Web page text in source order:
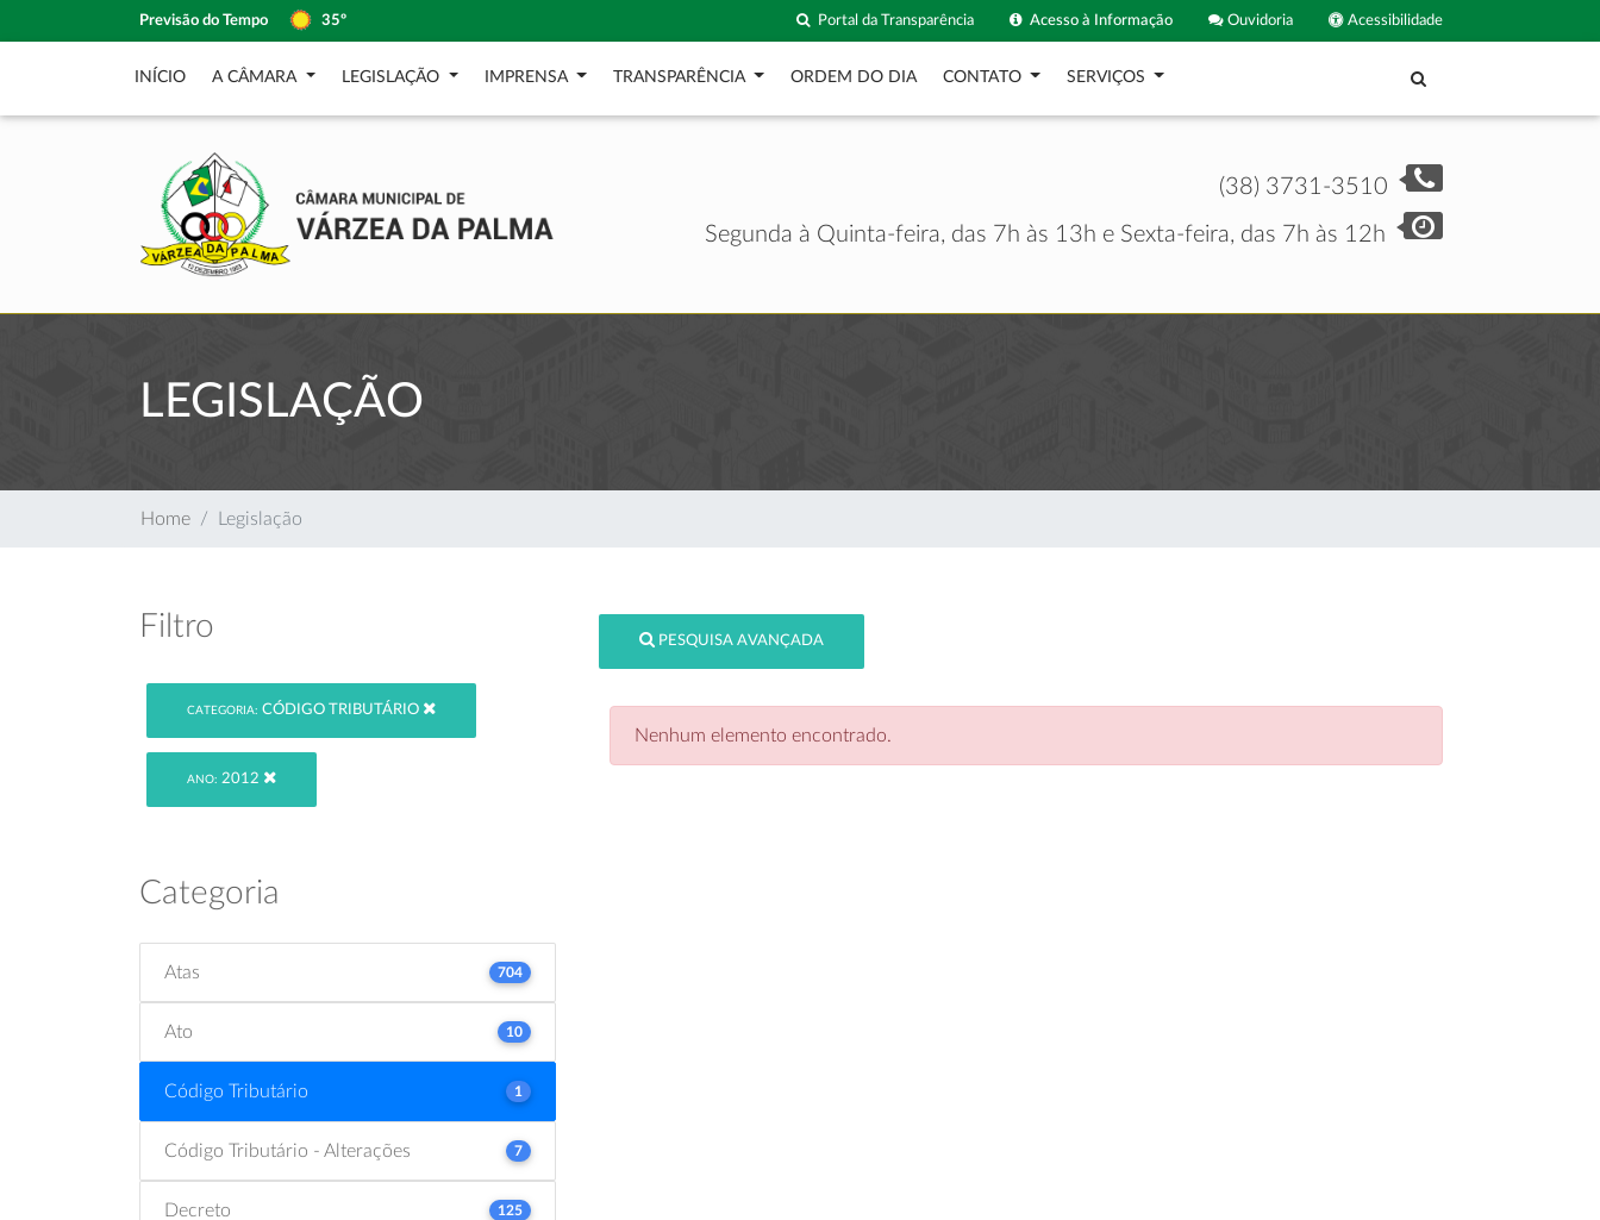
Previsão do Tempo 35º Acessibilidade
Ouvidoria
Acesso à Informação
Portal da Transparência
INÍCIO A CÂMARA LEGISLAÇÃO IMPRENSA TRANSPARÊNCIA ORDEM DO DIA CONTATO SERVIÇOS
(38) 3731-3510
Segunda à Quinta-feira, das 7h às 13h e Sexta-feira, das 7h às 12h
LEGISLAÇÃO
Home Legislação
Filtro
CATEGORIA: CÓDIGO TRIBUTÁRIO
ANO: 2012
Categoria
Atas 704
Ato 10
Código Tributário 1
Código Tributário - Alterações 7
Decreto 125
PESQUISA AVANÇADA
Nenhum elemento encontrado.